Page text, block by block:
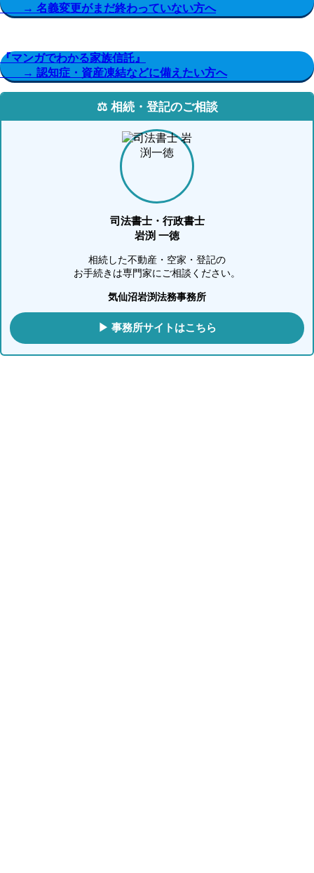
→ 名義変更がまだ終わっていない方へ
『マンガでわかる家族信託』
→ 認知症・資産凍結などに備えたい方へ
⚖️ 相続・登記のご相談
司法書士・行政書士
岩渕 一徳
相続した不動産・空家・登記の
お手続きは専門家にご相談ください。
気仙沼岩渕法務事務所
▶ 事務所サイトはこちら